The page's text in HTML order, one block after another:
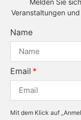
Veranstaltungen
Name
Email
Mit dem Klick auf